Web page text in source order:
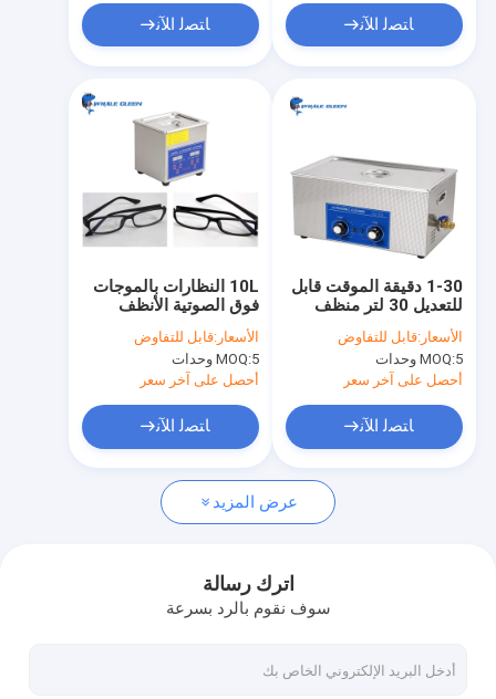
عرض الواقع الافتراضي
معلومات عنا
رقابة جودة
اتصل بنا
أخبار
منظف ​​الأجزاء بالموجات فوق الصوتية
منظف ​​الكربوهيدرات بالموجات فوق الصوتية
منظف ​​بالموجات فوق الصوتية الصناعية
ﺎﺘﺼﻟ ﺍﻶﻧ ﺎﺘﺼﻟ ﺍﻶﻧ
10L النظارات بالموجات
فوق الصوتية الأنظف
دقيقة الموقت قابل
للتعديل
الأسعار:قابل للتفاوض
MOQ:5 وحدات
أحصل على آخر سعر
ﺎﺘﺼﻟ ﺍﻶﻧ
1-30 دقيقة الموقت قابل
للتعديل 30 لتر منظف
بالموجات فوق الصوتية
مع خزان SUS304
الأسعار:قابل للتفاوض
MOQ:5 وحدات
أحصل على آخر سعر
ﺎﺘﺼﻟ ﺍﻶﻧ
عرض المزيد
اترك رسالة
سوف نقوم بالرد بسرعة